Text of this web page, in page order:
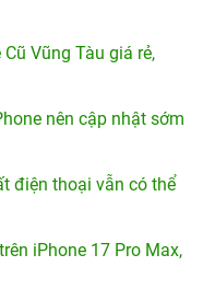
Vũng Tàu giá rẻ,
nên cập nhật sớm
điện thoại vẫn có thể
iPhone 17 Pro Max,